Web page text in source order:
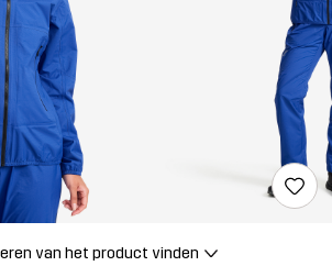
van het product vinden